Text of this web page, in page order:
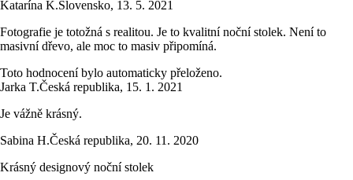
Katarína K.Slovensko, 13. 5. 2021
Fotografie je totožná s realitou. Je to kvalitní noční stolek. Není to
masivní dřevo, ale moc to masiv připomíná.
Toto hodnocení bylo automaticky přeloženo.
Jarka T.Česká republika, 15. 1. 2021
Je vážně krásný.
Sabina H.Česká republika, 20. 11. 2020
Krásný designový noční stolek